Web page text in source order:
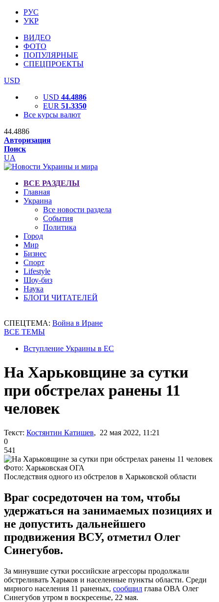
РУС
УКР
ВИДЕО
ФОТО
ПОПУЛЯРНЫЕ
СПЕЦПРОЕКТЫ
USD
USD 44.4886
EUR 51.3350
Все курсы валют
44.4886
Авторизация
Поиск
UA
ВСЕ РАЗДЕЛЫ
Главная
Украина
Все новости раздела
События
Политика
Город
Мир
Бизнес
Спорт
Lifestyle
Шоу-биз
Наука
БЛОГИ ЧИТАТЕЛЕЙ
СПЕЦТЕМА: Война в Иране
ВСЕ ТЕМЫ
Вступление Украины в ЕС
На Харьковщине за сутки
при обстрелах ранены 11
человек
Текст: Костянтин Катишев, 22 мая 2022, 11:21
0
541
Фото: Харьковская ОГА
Последствия одного из обстрелов в Харьковской области
Враг сосредоточен на том, чтобы
удержаться на занимаемых позициях и
не допустить дальнейшего
продвижения ВСУ, отметил Олег
Синегубов.
За минувшие сутки российские агрессоры продолжали
обстреливать Харьков и населенные пункты области. Среди
мирного населения 11 раненых, сообщил глава ОВА Олег
Синегубов утром в воскресенье, 22 мая.